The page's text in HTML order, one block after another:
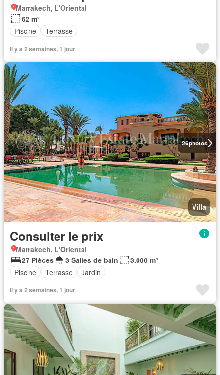
Marrakech, L'Oriental
62 m²
Piscine
Terrasse
Il y a 2 semaines, 1 jour
26photos
Villa
Consulter le prix
Marrakech, L'Oriental
27 Pièces
3 Salles de bain
3.000 m²
Piscine
Terrasse Jardin
Il y a 2 semaines, 1 jour